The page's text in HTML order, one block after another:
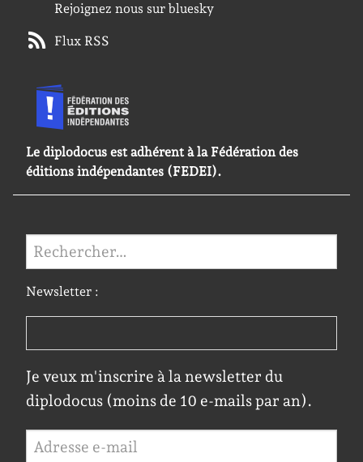
Rejoignez nous sur bluesky
Flux RSS
Le diplodocus est adhérent à la Fédération des
éditions indépendantes (FEDEI).
Rechercher :
Newsletter :
Je veux m'inscrire à la newsletter du
diplodocus (moins de 10 e-mails par an).